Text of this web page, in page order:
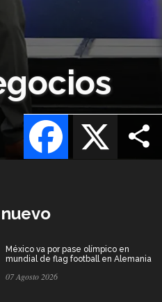
X
Facebook
México va por pase olímpico en
mundial de flag football en Alemania
07 Agosto 2026